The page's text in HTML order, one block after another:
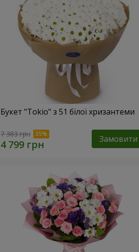
Букет "Tokio" з 51 білої хризантеми
7 383 грн Замовити